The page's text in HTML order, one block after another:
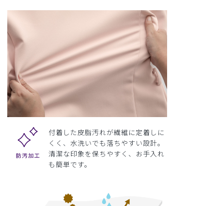
付着した皮脂汚れが繊維に定着しに
くく、水洗いでも落ちやすい設計。
清潔な印象を保ちやすく、お手入れ
も簡単です。